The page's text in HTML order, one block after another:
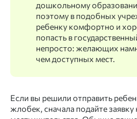
дошкольному
поэтому в подобных
ребенку комфортно и
попасть в
непросто: желающих
чем доступных мест.
Если вы решили отправить
жлобек, сначала подайте заявку